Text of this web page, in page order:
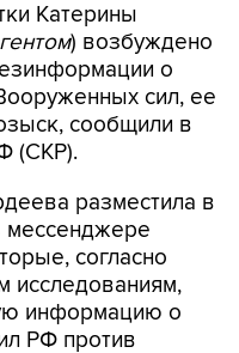
Катерины
) возбуждено
о
сил, ее
сообщили в
(СКР).
разместила в
мессенджере
согласно
исследованиям,
информацию о
РФ против